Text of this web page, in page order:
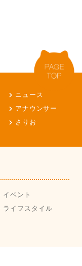
ニュース
アナウンサー
さりお
イベント
ライフスタイル